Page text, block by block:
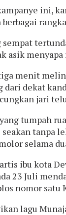
ini,
asik
menit
dari dekat
jari
tumpah
tanpa
selama
ibu kota
23 Juli
nomor satu
lagu